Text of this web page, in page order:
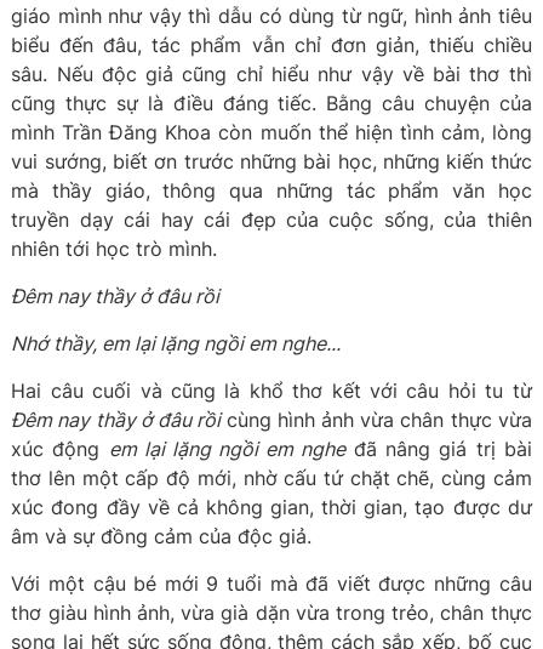
giáo mình như vậy thì dẫu có dùng từ ngữ, hình ảnh tiêu
biểu đến đâu, tác phẩm vẫn chỉ đơn giản, thiếu chiều
sâu. Nếu độc giả cũng chỉ hiểu như vậy về bài thơ thì
cũng thực sự là điều đáng tiếc. Bằng câu chuyện của
mình Trần Đăng Khoa còn muốn thể hiện tình cảm, lòng
vui sướng, biết ơn trước những bài học, những kiến thức
mà thầy giáo, thông qua những tác phẩm văn học
truyền dạy cái hay cái đẹp của cuộc sống, của thiên
nhiên tới học trò mình.
Đêm nay thầy ở đâu rồi
Nhớ thầy, em lại lặng ngồi em nghe...
Hai câu cuối và cũng là khổ thơ kết với câu hỏi tu từ
Đêm nay thầy ở đâu rồicùng hình ảnh vừa chân thực vừa
xúc động em lại lặng ngồi em ngheđã nâng giá trị bài
thơ lên một cấp độ mới, nhờ cấu tứ chặt chẽ, cùng cảm
xúc đong đầy về cả không gian, thời gian, tạo được dư
âm và sự đồng cảm của độc giả.
Với một cậu bé mới 9 tuổi mà đã viết được những câu
thơ giàu hình ảnh, vừa già dặn vừa trong trẻo, chân thực
song lại hết sức sống động, thêm cách sắp xếp, bố cục